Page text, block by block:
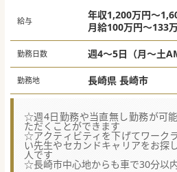
給与
年収1,200万円～
月給100万円～133
勤務日数 週4～5日（月～土
勤務地 長崎県 長崎市
☆週4日勤務や当直無し勤務が可
ただくことができます
☆アクティビティを下げてワーク
い先生やセカンドキャリアをお探
人です
☆長崎市中心地からも車で30分以